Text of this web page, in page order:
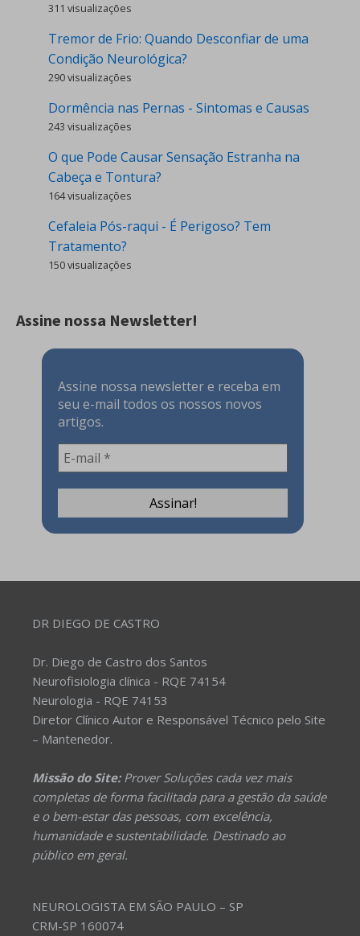
311 visualizações
Tremor de Frio: Quando Desconfiar de uma
Condição Neurológica?
290 visualizações
Dormência nas Pernas - Sintomas e Causas
243 visualizações
O que Pode Causar Sensação Estranha na
Cabeça e Tontura?
164 visualizações
Cefaleia Pós-raqui - É Perigoso? Tem
Tratamento?
150 visualizações
Assine nossa Newsletter!
Assine nossa newsletter e receba em
seu e-mail todos os nossos novos
artigos.
DR DIEGO DE CASTRO
Dr. Diego de Castro dos Santos
Neurofisiologia clínica - RQE 74154
Neurologia - RQE 74153
Diretor Clínico Autor e Responsável Técnico pelo Site
– Mantenedor.
Missão do Site:Prover Soluções cada vez mais
completas de forma facilitada para a gestão da saúde
e o bem-estar das pessoas, com excelência,
humanidade e sustentabilidade. Destinado ao
público em geral.
NEUROLOGISTA EM SÃO PAULO – SP
CRM-SP 160074